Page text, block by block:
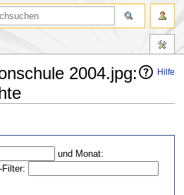
Hilfe
2004.jpg:
und Monat:
-Filter: